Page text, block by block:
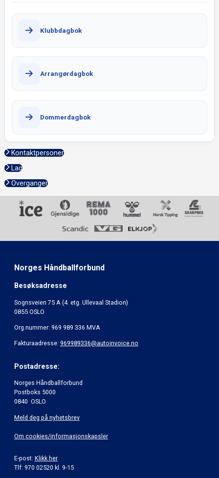
Klubbdagbok
Arrangørdagbok
Dommerdagbok
Kontaktpersoner
Lag
Overganger
Norges Håndballforbund
Besøksadresse
Sognsveien 75 A (4. etg. Ullevaal Stadion)
0855 OSLO
Org.nummer: 969 989 336 MVA
Fakturaadresse: 969989336@autoinvoice.no
Postadresse:
Norges Håndballforbund
Postboks 5000
0840 OSLO
Meld deg på nyhetsbrev
Om cookies/informasjonskapsler
E-post: Klikk her
Tlf: 970 02520 kl. 9-15